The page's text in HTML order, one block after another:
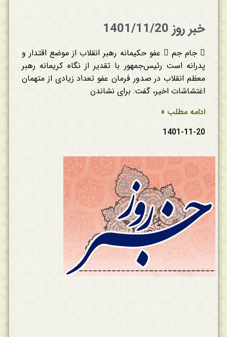
خبر روز 1401/11/20
 جام جم  عفو حکیمانه رهبر انقلاب از موضع اقتدار و
پدرانه است رئیس‌جمهور با تقدیر از نگاه کریمانه رهبر
معظم انقلاب در صدور فرمان عفو تعداد زیادی از متهمان
اغتشاشات اخیر، گفت: برای نشاندن
ادامه مطلب »
1401-11-20